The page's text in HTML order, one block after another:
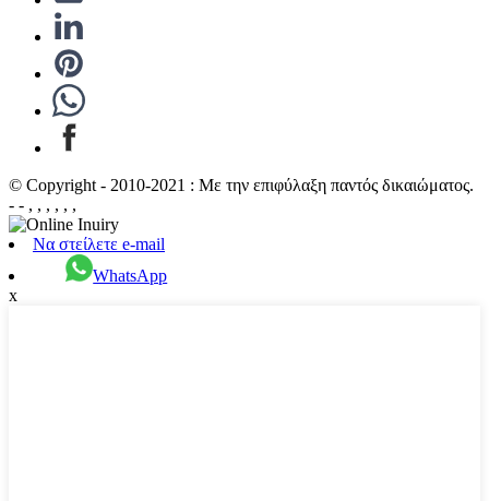
© Copyright - 2010-2021 : Με την επιφύλαξη παντός δικαιώματος.
- - , , , , , ,
Να στείλετε e-mail
WhatsApp
x